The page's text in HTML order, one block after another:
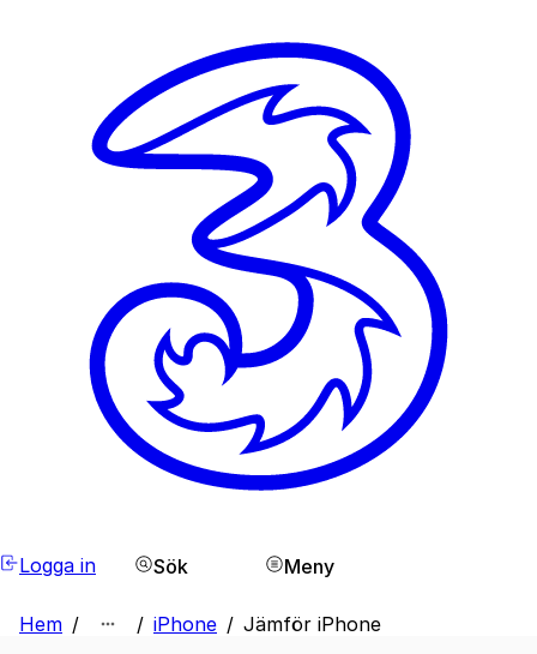
Logga in Sök Meny
Hem / / iPhone / Jämför iPhone